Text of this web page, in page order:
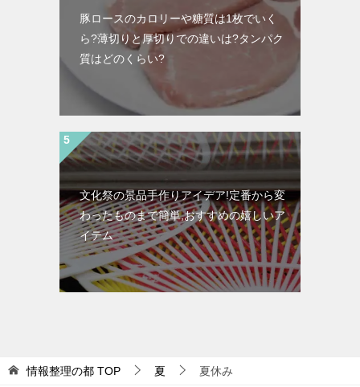
豚ロースのカロリーや糖質は1枚でいく
ら?薄切りと厚切りでの違いは?タンパク
質はどのくらい?
文化祭の景品手作りアイデア!定番から変
わったものまで簡単,おすすめの嬉しいア
イテム
情報整理の都 TOP 夏 夏休み